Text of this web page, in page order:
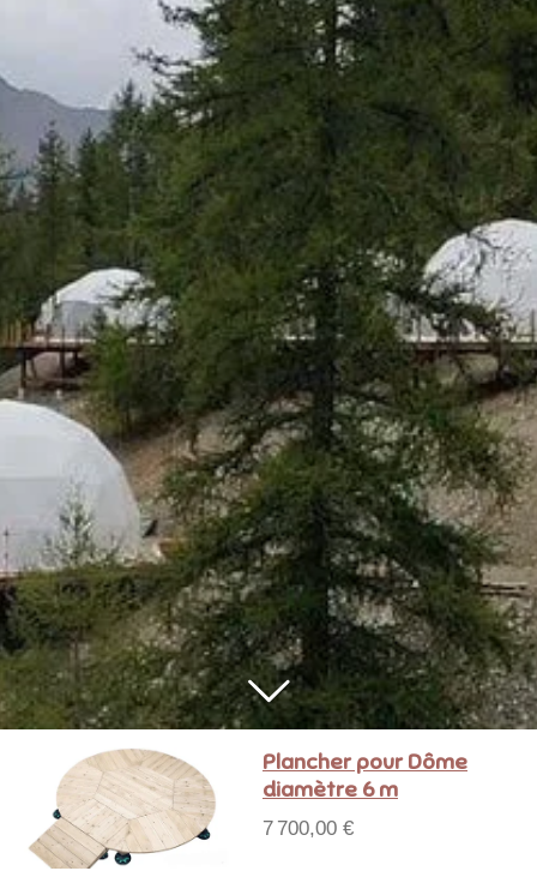
Plancher pour Dôme
diamètre 6 m
7 700,00 €